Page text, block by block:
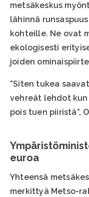
metsäkeskus
lähinnä
kohteille. Ne ovat
ekologisesti
joiden
”Siten tukea
vehreät lehdot
pois tuen piiristä”,
euroa
Yhteensä
merkittyä Metso-